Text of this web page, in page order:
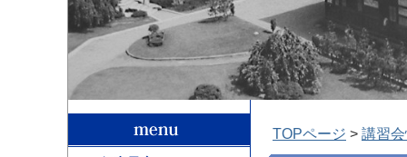
TOPページ > 講習